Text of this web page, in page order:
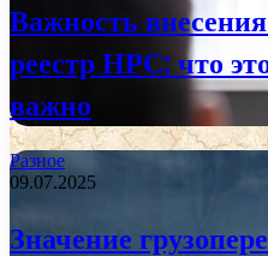
Важность
реестр НРС: что
важно
Разное
09.07.2025
Значение